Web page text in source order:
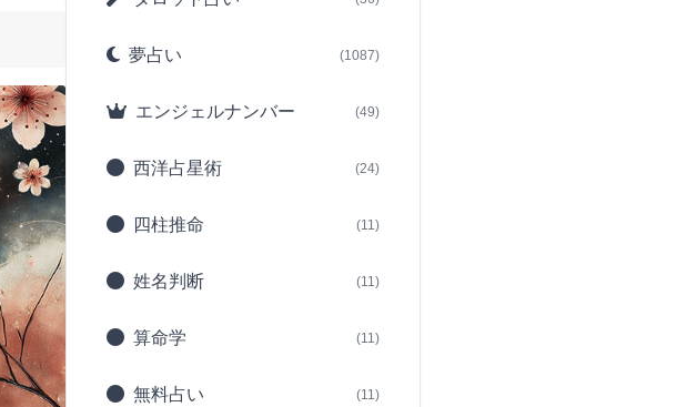
夢占い (1087)
エンジェルナンバー (49)
西洋占星術 (24)
四柱推命 (11)
姓名判断 (11)
算命学 (11)
無料占い (11)